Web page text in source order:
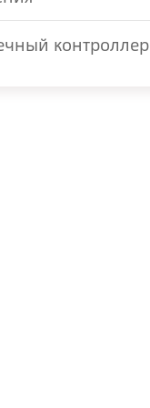
контроллер